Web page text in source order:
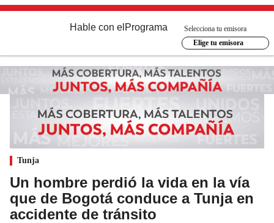
Hable con el Programa
Selecciona tu emisora
Elige tu emisora
Tunja
Un hombre perdió la vida en la vía
que de Bogotá conduce a Tunja en
accidente de tránsito